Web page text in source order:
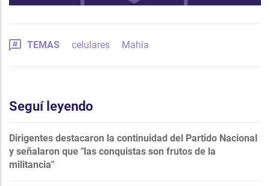
TEMAS celulares Mahía
Seguí leyendo
Dirigentes destacaron la continuidad del Partido Nacional
y señalaron que "las conquistas son frutos de la
militancia"